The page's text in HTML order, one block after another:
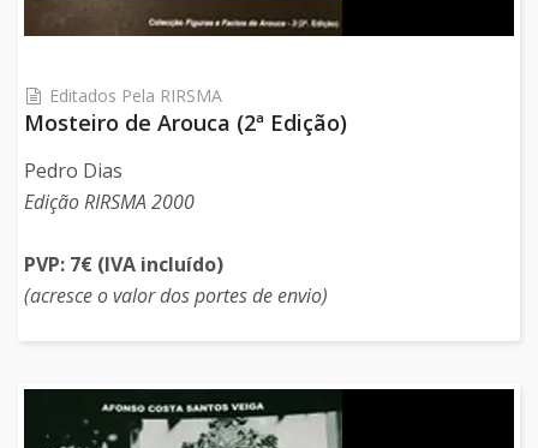
Editados Pela RIRSMA
Mosteiro de Arouca (2ª Edição)
Pedro Dias
Edição RIRSMA 2000
PVP: 7€ (IVA incluído)
(acresce o valor dos portes de envio)